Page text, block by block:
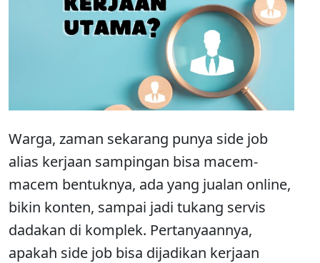
Warga, zaman sekarang punya side job
alias kerjaan sampingan bisa macem-
macem bentuknya, ada yang jualan online,
bikin konten, sampai jadi tukang servis
dadakan di komplek. Pertanyaannya,
apakah side job bisa dijadikan kerjaan